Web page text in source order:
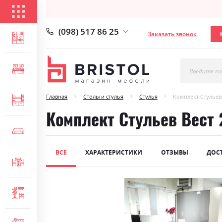
ГОСТИНАЯ
СПАЛЬНЯ
ДЕТСКАЯ
(098) 517 86 25 Заказать звонок
Введите
Главная Столы и стулья Стулья Комплект
Комплект Стульев
ВСЕ ХАРАКТЕРИСТИКИ ОТЗЫВЫ